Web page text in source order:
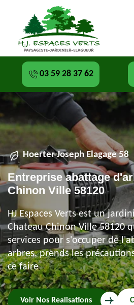
03 59 28 37 62
Hoerter Joseph Elagage 58
Entreprise abattage
Chinon Ville 58120
HJ Espaces Verts est un
Chateau Chinon Ville 58120
services pour s'occuper de
arbres, prends les
ce faire
Voir Nos Realisations